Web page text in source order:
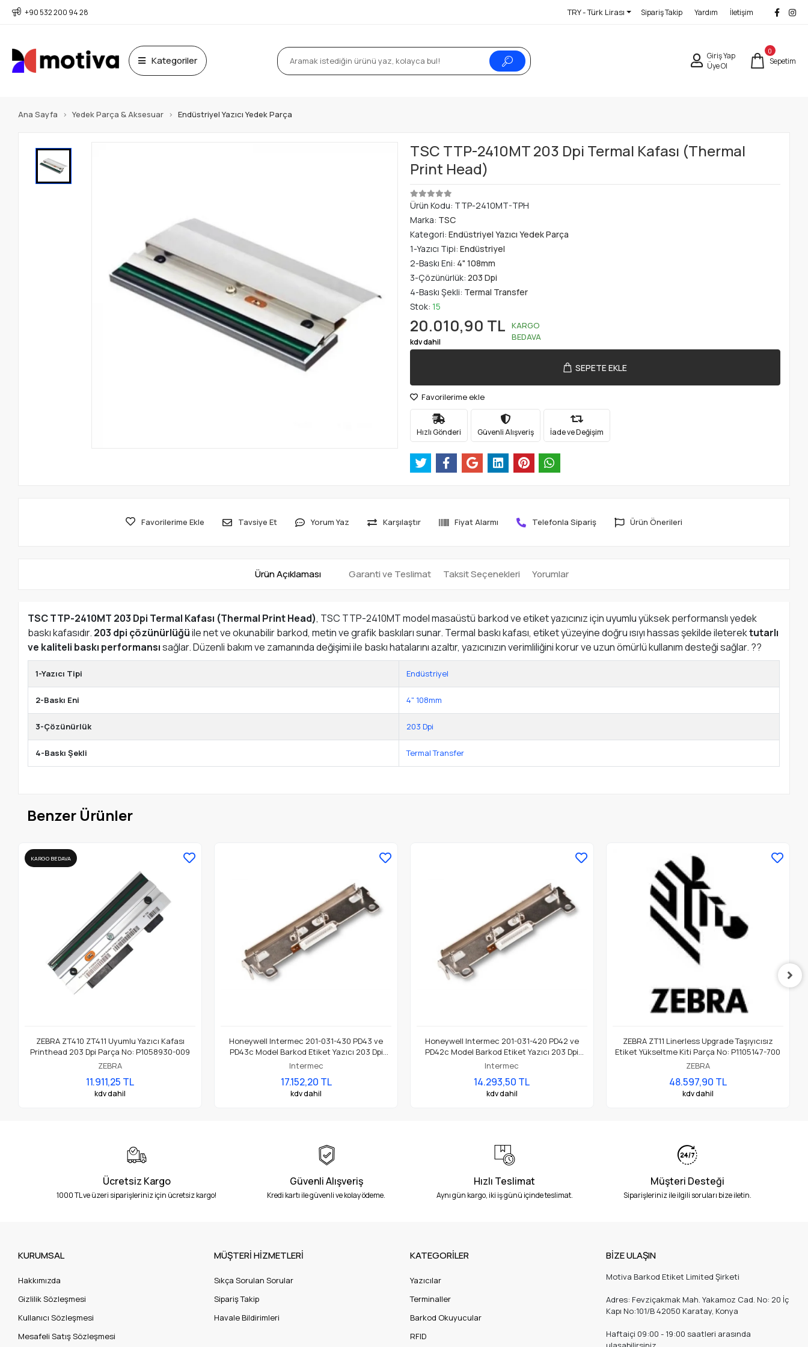
+90 532 200 94 28 TRY - Türk Lirası Sipariş Takip Yardım İletişim
Kategoriler
Giriş Yap
Üye Ol
0
Sepetim
Ana Sayfa Yedek Parça & Aksesuar Endüstriyel Yazıcı Yedek Parça
TSC TTP-2410MT 203 Dpi Termal Kafası (Thermal
Print Head)
Ürün Kodu: TTP-2410MT-TPH
Marka: TSC
Kategori: Endüstriyel Yazıcı Yedek Parça
1-Yazıcı Tipi: Endüstriyel
2-Baskı Eni: 4" 108mm
3-Çözünürlük: 203 Dpi
4-Baskı Şekli: Termal Transfer
Stok: 15
20.010,90 TL
kdv dahil
KARGO
BEDAVA
SEPETE EKLE
Favorilerime ekle
Hızlı Gönderi Güvenli Alışveriş İade ve Değişim
Favorilerime Ekle Tavsiye Et Yorum Yaz Karşılaştır Fiyat Alarmı Telefonla Sipariş Ürün Önerileri
Ürün Açıklaması Garanti ve Teslimat Taksit Seçenekleri Yorumlar
TSC TTP-2410MT 203 Dpi Termal Kafası (Thermal Print Head), TSC TTP-2410MT model masaüstü barkod ve etiket yazıcınız için uyumlu yüksek performanslı yedek
baskı kafasıdır. 203 dpi çözünürlüğüile net ve okunabilir barkod, metin ve grafik baskıları sunar. Termal baskı kafası, etiket yüzeyine doğru ısıyı hassas şekilde ileterektutarlı
ve kaliteli baskı performansısağlar. Düzenli bakım ve zamanında değişimi ile baskı hatalarını azaltır, yazıcınızın verimliliğini korur ve uzun ömürlü kullanım desteği sağlar. ?️?
1-Yazıcı Tipi Endüstriyel
2-Baskı Eni 4" 108mm
3-Çözünürlük 203 Dpi
4-Baskı Şekli Termal Transfer
Benzer Ürünler
KARGO BEDAVA
ZEBRA ZT410 ZT411 Uyumlu Yazıcı Kafası
Printhead 203 Dpi Parça No: P1058930-009
ZEBRA
11.911,25 TL
kdv dahil
Honeywell Intermec 201-031-430 PD43 ve
PD43c Model Barkod Etiket Yazıcı 203 Dpi
Termal Baskı Kafası
Intermec
17.152,20 TL
kdv dahil
Honeywell Intermec 201-031-420 PD42 ve
PD42c Model Barkod Etiket Yazıcı 203 Dpi
Termal Baskı Kafası
Intermec
14.293,50 TL
kdv dahil
ZEBRA ZT11 Linerless Upgrade Taşıyıcısız
Etiket Yükseltme Kiti Parça No: P1105147-700
ZEBRA
48.597,90 TL
kdv dahil
Ücretsiz Kargo
1000 TL ve üzeri siparişleriniz için ücretsiz kargo!
Güvenli Alışveriş
Kredi kartı ile güvenli ve kolay ödeme.
Hızlı Teslimat
Aynı gün kargo, iki iş günü içinde teslimat.
Müşteri Desteği
Siparişleriniz ile ilgili soruları bize iletin.
KURUMSAL
Hakkımızda
Gizlilik Sözleşmesi
Kullanıcı Sözleşmesi
Mesafeli Satış Sözleşmesi
MÜŞTERİ HİZMETLERİ
Sıkça Sorulan Sorular
Sipariş Takip
Havale Bildirimleri
KATEGORİLER
Yazıcılar
Terminaller
Barkod Okuyucular
RFID
BİZE ULAŞIN
Motiva Barkod Etiket Limited Şirketi
Adres: Fevziçakmak Mah. Yakamoz Cad. No: 20 İç
Kapı No:101/B 42050 Karatay, Konya
Haftaiçi 09:00 - 19:00 saatleri arasında